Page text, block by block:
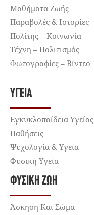
Μαθήματα Ζωής
Παραβολές & Ιστορίες
Πολίτης – Κοινωνία
Τέχνη – Πολιτισμός
Φωτογραφίες – Βίντεο
ΥΓΕΊΑ
Εγκυκλοπαίδεια Υγείας
Παθήσεις
Ψυχολογία & Υγεία
Φυσική Υγεία
ΦΥΣΙΚΉ ΖΩΉ
Άσκηση Και Σώμα